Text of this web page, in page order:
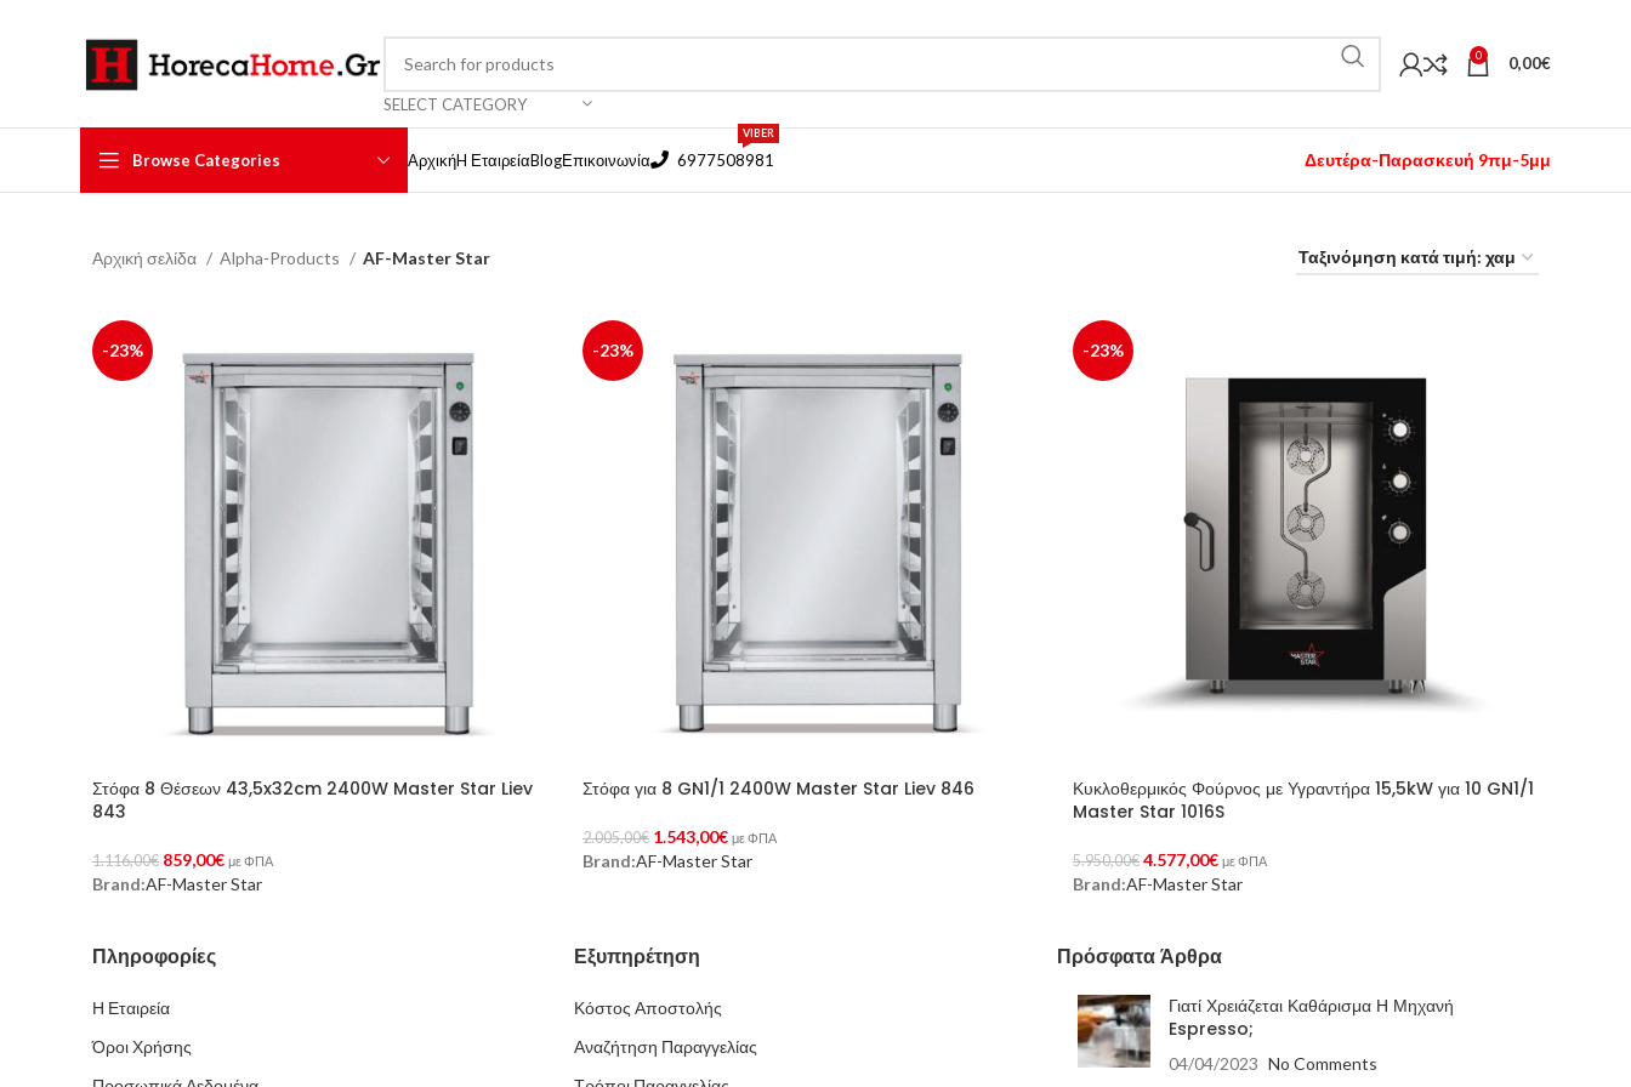
SELECT CATEGORY
0 0,00€
Browse Categories ΑρχικήH ΕταιρείαBlogΕπικοινωνία 6977508981
VIBER
Δευτέρα-Παρασκευή 9πμ-5μμ
Αρχική σελίδα Alpha-Products AF-Master Star
-23%
Στόφα 8 Θέσεων 43,5x32cm 2400W Master Star Liev
843
1.116,00€ 859,00€ με ΦΠΑ
Προσθήκη Στο Καλάθι
Brand:AF-Master Star
-23%
Στόφα για 8 GN1/1 2400W Master Star Liev 846
2.005,00€ 1.543,00€ με ΦΠΑ
Προσθήκη Στο Καλάθι
Brand:AF-Master Star
-23%
Κυκλοθερμικός Φούρνος με Υγραντήρα 15,5kW για 10 GN1/1
Master Star 1016S
5.950,00€ 4.577,00€ με ΦΠΑ
Προσθήκη Στο Καλάθι
Brand:AF-Master Star
Πληροφορίες
Η Εταιρεία
Όροι Χρήσης
Εξυπηρέτηση
Κόστος Αποστολής
Αναζήτηση Παραγγελίας
Πρόσφατα Άρθρα
Γιατί Χρειάζεται Καθάρισμα Η Μηχανή
Espresso;
04/04/2023 No Comments